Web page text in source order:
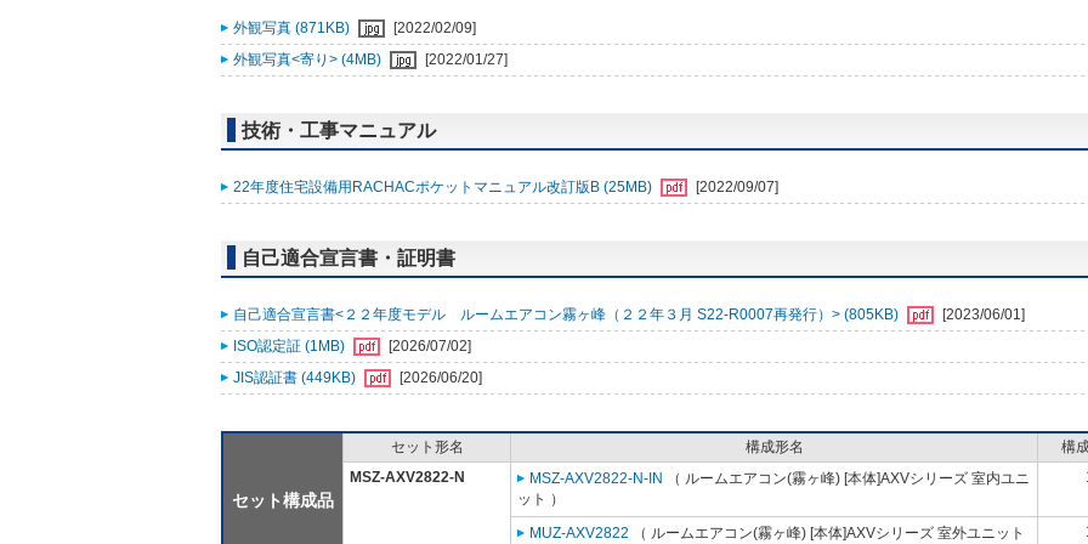
外観写真 (871KB)
[2022/02/09]
外観写真<寄り> (4MB)
[2022/01/27]
技術・工事マニュアル
22年度住宅設備用RACHACポケットマニュアル改訂版B (25MB) [2022/09/07]
自己適合宣言書・証明書
自己適合宣言書<２２年度モデル ルームエアコン霧ヶ峰（２２年３月 S22-R0007再発行）> (805KB)
[2023/06/01]
ISO認定証 (1MB)
[2026/07/02]
JIS認証書 (449KB)
[2026/06/20]
セット構成品
セット形名 構成形名
構
MSZ-AXV2822-N
MSZ-AXV2822-N-IN
（ ルームエアコン(霧ヶ峰) [本体]AXVシリーズ 室内ユニ
ット ）
MUZ-AXV2822 （ ルームエアコン(霧ヶ峰) [本体]AXVシリーズ 室外ユニット